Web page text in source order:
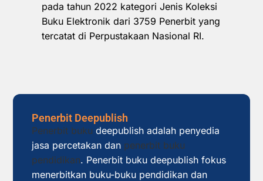
pada tahun 2022 kategori Jenis Koleksi
Buku Elektronik dari 3759 Penerbit yang
tercatat di Perpustakaan Nasional RI.
Penerbit Deepublish
Penerbit buku deepublish adalah penyedia
jasa percetakan dan penerbit buku
pendidikan. Penerbit buku deepublish fokus
menerbitkan buku-buku pendidikan dan